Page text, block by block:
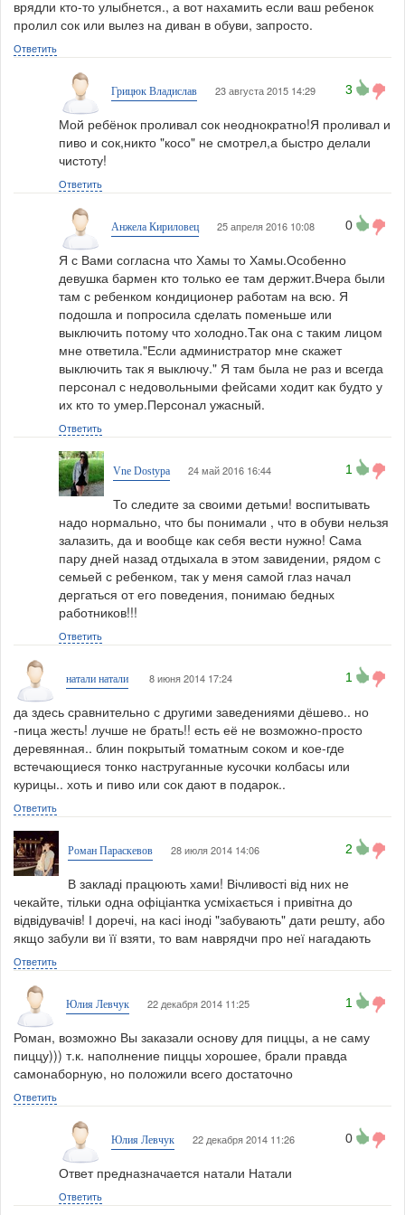
врядли кто-то улыбнется., а вот нахамить если ваш ребенок
пролил сок или вылез на диван в обуви, запросто.
Ответить
Грицюк Владислав 23 августа 2015 14:29 3
Мой ребёнок проливал сок неоднократно!Я проливал и
пиво и сок,никто "косо" не смотрел,а быстро делали
чистоту!
Ответить
Анжела Кириловец 25 апреля 2016 10:08 0
Я с Вами согласна что Хамы то Хамы.Особенно
девушка бармен кто только ее там держит.Вчера были
там с ребенком кондиционер работам на всю. Я
подошла и попросила сделать поменьше или
выключить потому что холодно.Так она с таким лицом
мне ответила."Если администратор мне скажет
выключить так я выключу." Я там была не раз и всегда
персонал с недовольными фейсами ходит как будто у
их кто то умер.Персонал ужасный.
Ответить
Vne Dostypa 24 май 2016 16:44 1
То следите за своими детьми! воспитывать
надо нормально, что бы понимали , что в обуви нельзя
залазить, да и вообще как себя вести нужно! Сама
пару дней назад отдыхала в этом завидении, рядом с
семьей с ребенком, так у меня самой глаз начал
дергаться от его поведения, понимаю бедных
работников!!!
Ответить
натали натали 8 июня 2014 17:24 1
да здесь сравнительно с другими заведениями дёшево.. но
-пица жесть! лучше не брать!! есть её не возможно-просто
деревянная.. блин покрытый томатным соком и кое-где
встечающиеся тонко наструганные кусочки колбасы или
курицы.. хоть и пиво или сок дают в подарок..
Ответить
Роман Параскевов 28 июля 2014 14:06 2
В закладі працюють хами! Вічливості від них не
чекайте, тільки одна офіціантка усміхається і привітна до
відвідувачів! І доречі, на касі іноді "забувають" дати решту, або
якщо забули ви її взяти, то вам наврядчи про неї нагадають
Ответить
Юлия Левчук 22 декабря 2014 11:25 1
Роман, возможно Вы заказали основу для пиццы, а не саму
пиццу))) т.к. наполнение пиццы хорошее, брали правда
самонаборную, но положили всего достаточно
Ответить
Юлия Левчук 22 декабря 2014 11:26 0
Ответ предназначается натали Натали
Ответить